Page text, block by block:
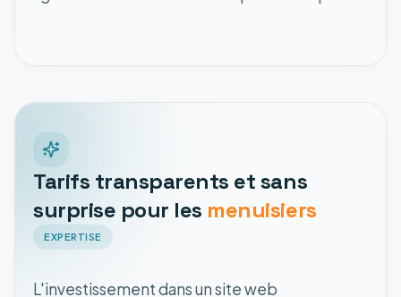
Tarifs transparents et sans
surprise pour les menuisiers
EXPERTISE
L'investissement dans un site web